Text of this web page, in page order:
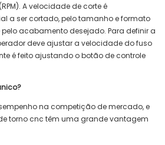
A velocidade de corte é
a ser cortado, pelo tamanho e formato
acabamento desejado. Para definir a
deve ajustar a velocidade do fuso
é feito ajustando o botão de controle
na competição de mercado, e
torno cnc têm uma grande vantagem